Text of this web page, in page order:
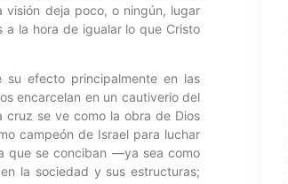
visión deja poco, o ningún, lugar
a la hora de igualar lo que Cristo
efecto principalmente en las
encarcelan en un cautiverio del
cruz se ve como la obra de Dios
campeón de Israel para luchar
que se conciban —ya sea como
la sociedad y sus estructuras;